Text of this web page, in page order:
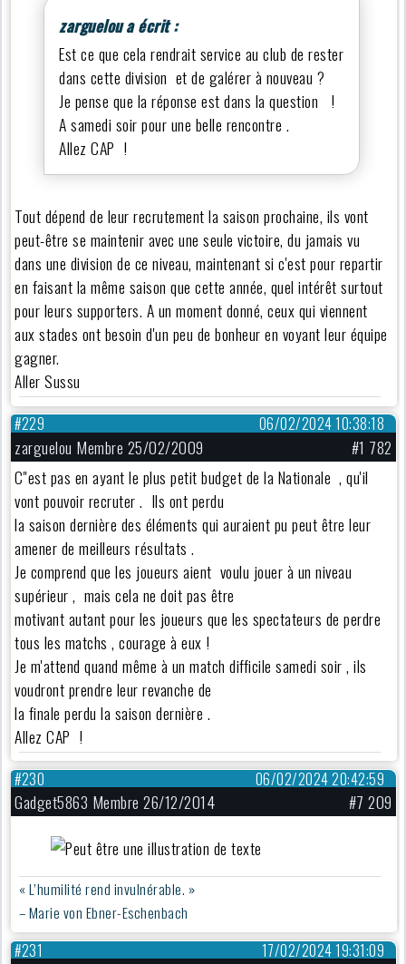
zarguelou a écrit :
Est ce que cela rendrait service au club de rester
dans cette division et de galérer à nouveau ?
Je pense que la réponse est dans la question !
A samedi soir pour une belle rencontre .
Allez CAP !
Tout dépend de leur recrutement la saison prochaine, ils vont
peut-être se maintenir avec une seule victoire, du jamais vu
dans une division de ce niveau, maintenant si c'est pour repartir
en faisant la même saison que cette année, quel intérêt surtout
pour leurs supporters. A un moment donné, ceux qui viennent
aux stades ont besoin d'un peu de bonheur en voyant leur équipe
gagner.
Aller Sussu
06/02/2024 10:38:18
#229
zarguelou Membre 25/02/2009
#1 782
C''est pas en ayant le plus petit budget de la Nationale , qu'il
vont pouvoir recruter . Ils ont perdu
la saison dernière des éléments qui auraient pu peut être leur
amener de meilleurs résultats .
Je comprend que les joueurs aient voulu jouer à un niveau
supérieur , mais cela ne doit pas être
motivant autant pour les joueurs que les spectateurs de perdre
tous les matchs , courage à eux !
Je m'attend quand même à un match difficile samedi soir , ils
voudront prendre leur revanche de
la finale perdu la saison dernière .
Allez CAP !
06/02/2024 20:42:59
#230
Gadget5863 Membre 26/12/2014 #7 209
« L’humilité rend invulnérable. »
– Marie von Ebner-Eschenbach
17/02/2024 19:31:09
#231